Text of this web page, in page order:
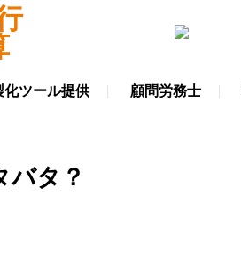
化ツール提供 顧問労務士
バタ？